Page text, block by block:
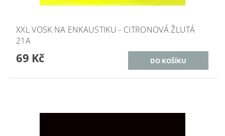
XXL VOSK NA ENKAUSTIKU - CITRONOVÁ ŽLUTÁ
21A
69 Kč